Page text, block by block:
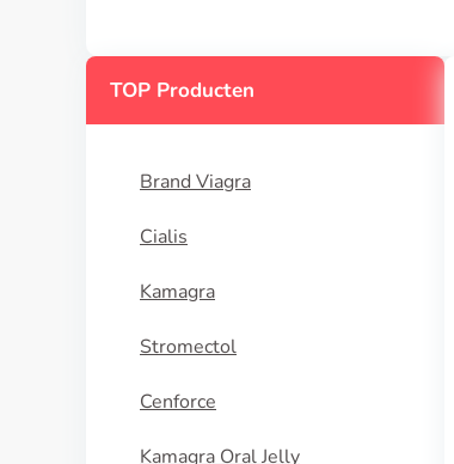
TOP Producten
Brand Viagra
Cialis
Kamagra
Stromectol
Cenforce
Kamagra Oral Jelly